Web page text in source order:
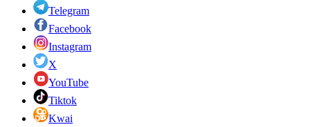
Telegram
Facebook
Instagram
X
YouTube
Tiktok
Kwai